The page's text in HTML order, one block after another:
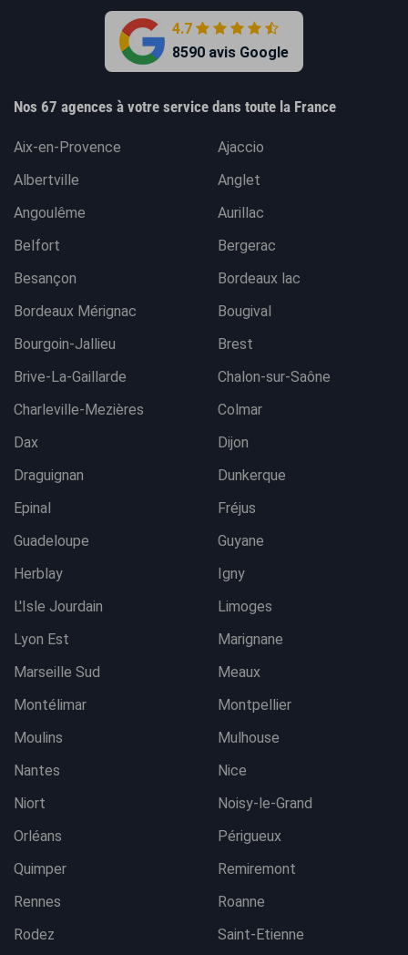
4.7
8590 avis Google
Nos 67 agences à votre service dans toute la France
Aix-en-Provence
Ajaccio
Albertville
Anglet
Angoulême
Aurillac
Belfort
Bergerac
Besançon
Bordeaux lac
Bordeaux Mérignac
Bougival
Bourgoin-Jallieu
Brest
Brive-La-Gaillarde
Chalon-sur-Saône
Charleville-Mezières
Colmar
Dax
Dijon
Draguignan
Dunkerque
Epinal
Fréjus
Guadeloupe
Guyane
Herblay
Igny
L'Isle Jourdain
Limoges
Lyon Est
Marignane
Marseille Sud
Meaux
Montélimar
Montpellier
Moulins
Mulhouse
Nantes
Nice
Niort
Noisy-le-Grand
Orléans
Périgueux
Quimper
Remiremont
Rennes
Roanne
Rodez
Saint-Etienne